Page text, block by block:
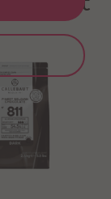
anzeigen